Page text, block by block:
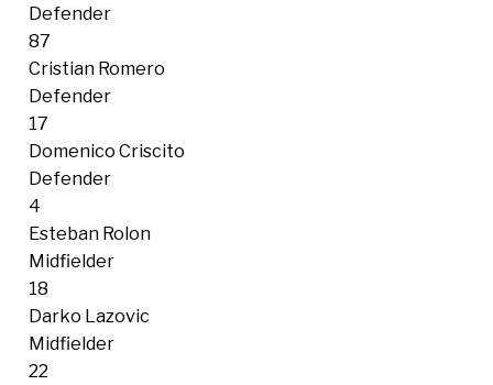
Defender
87
Cristian Romero
Defender
17
Domenico Criscito
Defender
4
Esteban Rolon
Midfielder
18
Darko Lazovic
Midfielder
22